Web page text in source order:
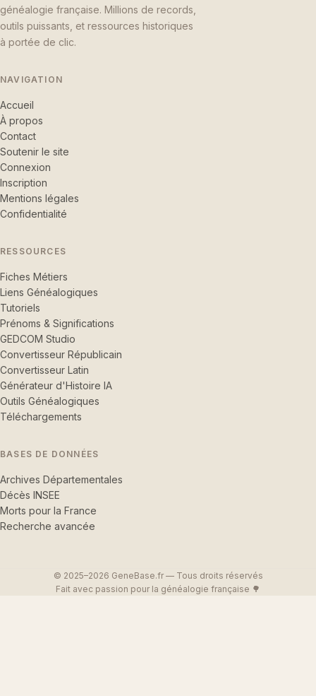
généalogie française. Millions de records,
outils puissants, et ressources historiques
à portée de clic.
NAVIGATION
Accueil
À propos
Contact
Soutenir le site
Connexion
Inscription
Mentions légales
Confidentialité
RESSOURCES
Fiches Métiers
Liens Généalogiques
Tutoriels
Prénoms & Significations
GEDCOM Studio
Convertisseur Républicain
Convertisseur Latin
Générateur d'Histoire IA
Outils Généalogiques
Téléchargements
BASES DE DONNÉES
Archives Départementales
Décès INSEE
Morts pour la France
Recherche avancée
© 2025–2026 GeneBase.fr — Tous droits réservés
Fait avec passion pour la généalogie française 🌳